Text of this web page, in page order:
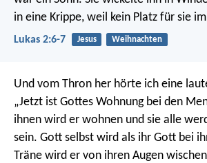
in eine Krippe, weil kein Platz für sie
Lukas 2:6-7 Jesus Weihnachten
Und vom Thron her hörte ich eine
„Jetzt ist Gottes Wohnung bei den
ihnen wird er wohnen und sie alle
sein. Gott selbst wird als ihr Gott bei
Träne wird er von ihren Augen